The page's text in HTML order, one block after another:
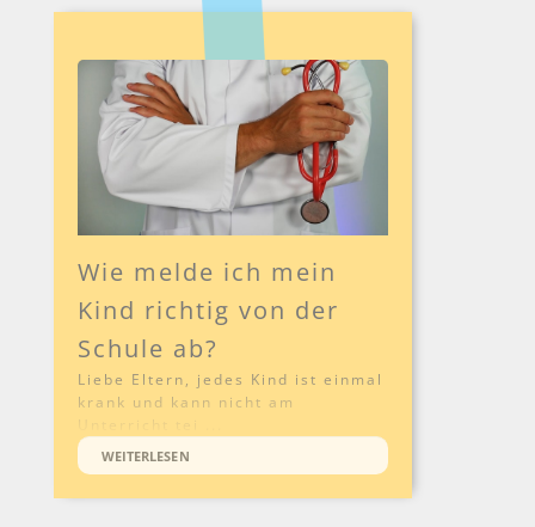
Wie melde ich mein
Kind richtig von der
Schule ab?
Liebe Eltern, jedes Kind ist einmal
krank und kann nicht am
Unterricht tei ...
WEITERLESEN